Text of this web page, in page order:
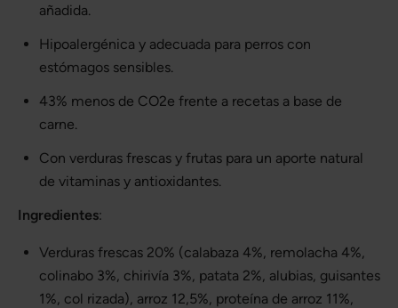
añadida.
Hipoalergénica y adecuada para perros con
estómagos sensibles.
43% menos de CO2e frente a recetas a base de
carne.
Con verduras frescas y frutas para un aporte natural
de vitaminas y antioxidantes.
Ingredientes:
Verduras frescas 20% (calabaza 4%, remolacha 4%,
colinabo 3%, chirivía 3%, patata 2%, alubias, guisantes
1%, col rizada), arroz 12,5%, proteína de arroz 11%,